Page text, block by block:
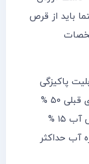
باید از قرص
پاکیزگی
بالا و تعویض آسان که نسبت به مدل‌های قبلی ۵۰ %
تصفیه آب بیشتری داشته و میزان گردش آب ۱۵ %
آب حداکثر